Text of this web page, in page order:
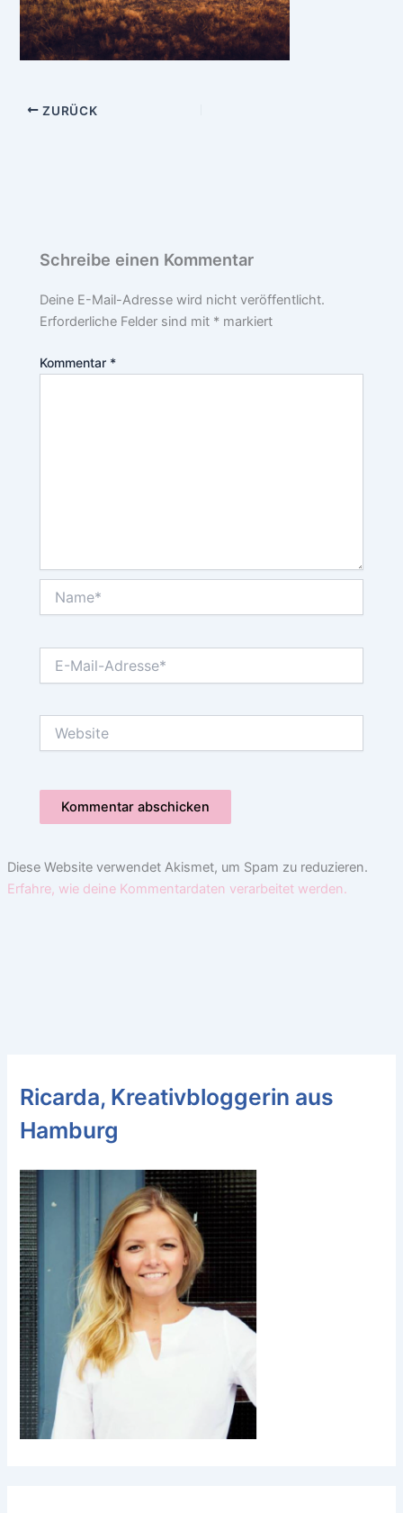
ZURÜCK
Schreibe einen Kommentar
Deine E-Mail-Adresse wird nicht veröffentlicht.
Erforderliche Felder sind mit * markiert
Kommentar *
Mail-
Diese Website verwendet Akismet, um Spam zu reduzieren.
Erfahre, wie deine Kommentardaten verarbeitet werden.
Ricarda, Kreativbloggerin aus
Hamburg